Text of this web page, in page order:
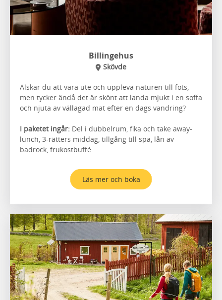
Billingehus
Skövde
Älskar du att vara ute och uppleva naturen till fots,
men tycker ändå det är skönt att landa mjukt i en soffa
och njuta av vällagad mat efter en dags vandring?
I paketet ingår: Del i dubbelrum, fika och take away-
lunch, 3-rätters middag, tillgång till spa, lån av
badrock, frukostbuffé.
Läs mer och boka